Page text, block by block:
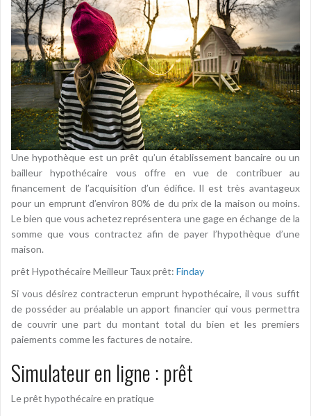
Une hypothèque est un prêt qu’un établissement bancaire ou un
bailleur hypothécaire vous offre en vue de contribuer au
financement de l’acquisition d’un édifice. Il est très avantageux
pour un emprunt d’environ 80% de du prix de la maison ou moins.
Le bien que vous achetez représentera une gage en échange de la
somme que vous contractez afin de payer l’hypothèque d’une
maison.
prêt Hypothécaire Meilleur Taux prêt: Finday
Si vous désirez contracterun emprunt hypothécaire, il vous suffit
de posséder au préalable un apport financier qui vous permettra
de couvrir une part du montant total du bien et les premiers
paiements comme les factures de notaire.
Simulateur en ligne : prêt
Le prêt hypothécaire en pratique